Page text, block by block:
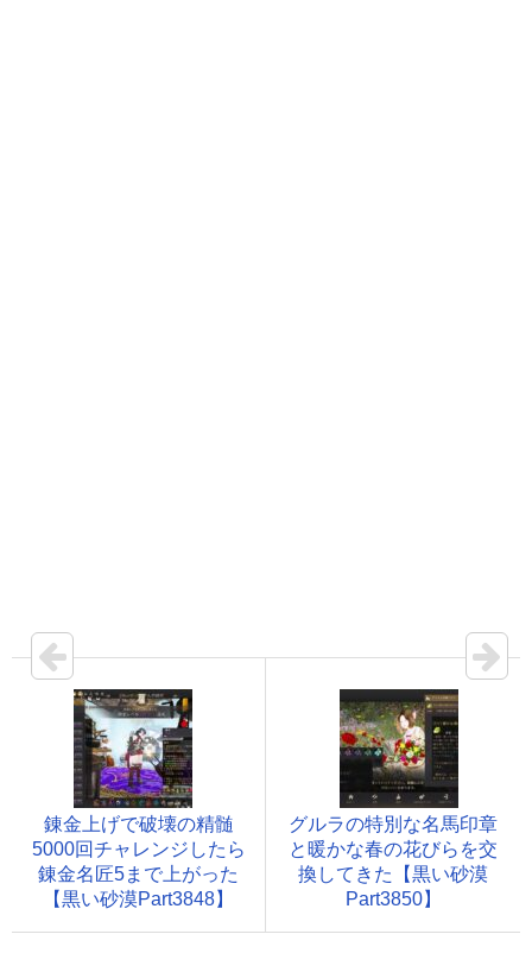
錬金上げで破壊の精髄
5000回チャレンジしたら
錬金名匠5まで上がった
【黒い砂漠Part3848】
グルラの特別な名馬印章
と暖かな春の花びらを交
換してきた【黒い砂漠
Part3850】